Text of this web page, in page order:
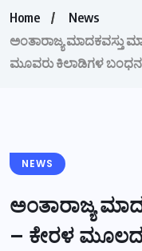
Home
News
ಅಂತಾರಾಜ್ಯ ಮಾದಕವಸ್ತು
ಮೂವರು ಕಿಲಾಡಿಗಳ ಬಂಧನ
NEWS
ಅಂತಾರಾಜ್ಯ
– ಕೇರಳ